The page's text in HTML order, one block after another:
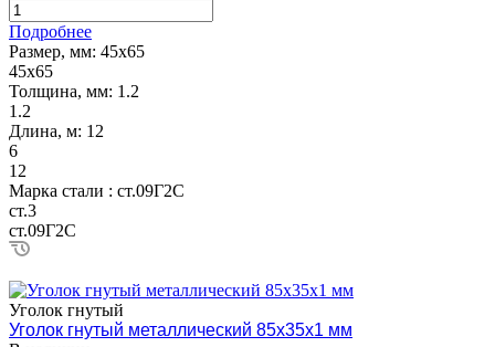
Подробнее
Размер, мм: 45х65
45х65
Толщина, мм: 1.2
1.2
Длина, м: 12
6
12
Марка стали : ст.09Г2С
ст.3
ст.09Г2С
Уголок гнутый
Уголок гнутый металлический 85х35х1 мм